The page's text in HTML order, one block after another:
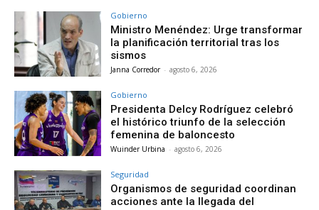
Gobierno
Ministro Menéndez: Urge transformar
la planificación territorial tras los
sismos
Janna Corredor - agosto 6, 2026
Gobierno
Presidenta Delcy Rodríguez celebró
el histórico triunfo de la selección
femenina de baloncesto
Wuinder Urbina - agosto 6, 2026
Seguridad
Organismos de seguridad coordinan
acciones ante la llegada del